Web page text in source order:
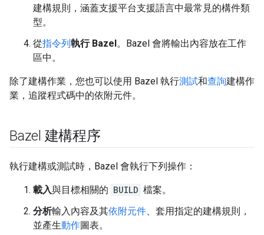
建構規則，涵蓋支援平台支援語言中最常見的構件類
型。
從指令列執行 Bazel。Bazel 會將輸出內容放在工作
區中。
除了建構作業，您也可以使用 Bazel 執行測試和查詢建構作
業，追蹤程式碼中的依附元件。
Bazel 建構程序
執行建構或測試時，Bazel 會執行下列操作：
載入與目標相關的 BUILD 檔案。
分析輸入內容及其依附元件、套用指定的建構規則，
並產生動作圖表。